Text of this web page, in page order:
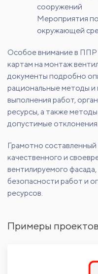
сооружений
Мероприятия
окружающей
Особое внимание в ППР
картам на монтаж
документы подробно
рациональные методы и
выполнения работ,
ресурсы, а также
допустимые отклонения.
Грамотно
качественного и
вентилируемого
безопасности работ и
ресурсов.
Примеры